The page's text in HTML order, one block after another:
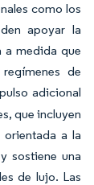
como los
apoyar la
a medida que
de
adicional
que incluyen
a la
sostiene una
de lujo. Las